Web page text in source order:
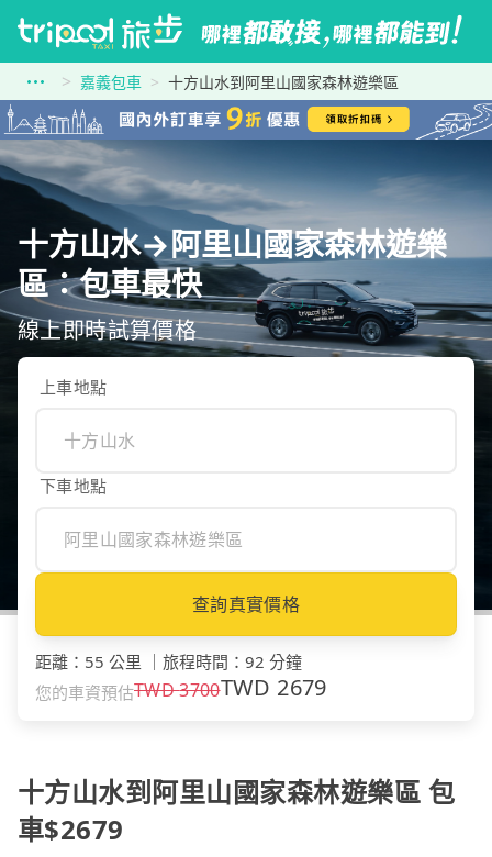
嘉義包車 十方山水到阿里山國家森林遊樂區
十方山水→阿里山國家森林遊樂
區：包車最快
線上即時試算價格
上車地點
下車地點
查詢真實價格
距離 ： 55 公里 旅程時間 ： 92 分鐘
您的車資預估TWD3700TWD 2679
十方山水到阿里山國家森林遊樂區 包
車$2679